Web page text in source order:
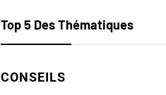
Top 5 Des Thématiques
CONSEILS